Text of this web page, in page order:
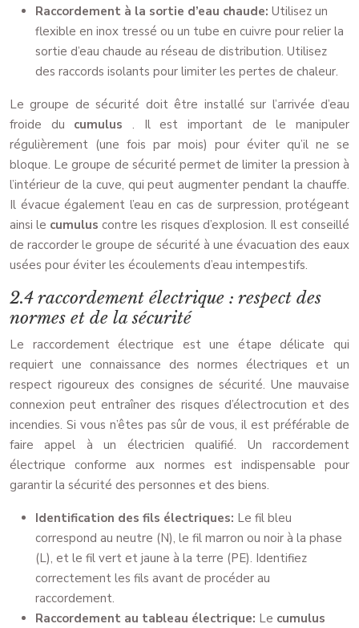
Raccordement à la sortie d’eau chaude: Utilisez un
flexible en inox tressé ou un tube en cuivre pour relier la
sortie d’eau chaude au réseau de distribution. Utilisez
des raccords isolants pour limiter les pertes de chaleur.
Le groupe de sécurité doit être installé sur l’arrivée d’eau
froide du cumulus. Il est important de le manipuler
régulièrement (une fois par mois) pour éviter qu’il ne se
bloque. Le groupe de sécurité permet de limiter la pression à
l’intérieur de la cuve, qui peut augmenter pendant la chauffe.
Il évacue également l’eau en cas de surpression, protégeant
ainsi le cumuluscontre les risques d’explosion. Il est conseillé
de raccorder le groupe de sécurité à une évacuation des eaux
usées pour éviter les écoulements d’eau intempestifs.
2.4 raccordement électrique : respect des
normes et de la sécurité
Le raccordement électrique est une étape délicate qui
requiert une connaissance des normes électriques et un
respect rigoureux des consignes de sécurité. Une mauvaise
connexion peut entraîner des risques d’électrocution et des
incendies. Si vous n’êtes pas sûr de vous, il est préférable de
faire appel à un électricien qualifié. Un raccordement
électrique conforme aux normes est indispensable pour
garantir la sécurité des personnes et des biens.
Identification des fils électriques: Le fil bleu
correspond au neutre (N), le fil marron ou noir à la phase
(L), et le fil vert et jaune à la terre (PE). Identifiez
correctement les fils avant de procéder au
raccordement.
Raccordement au tableau électrique: Le cumulus